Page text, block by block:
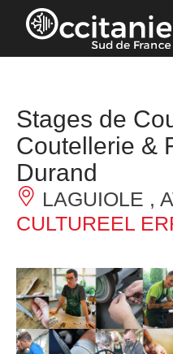
Cookies beheer paneel
Stages de
Coutellerie &
Durand
LAGUIOLE ,
CULTUREEL